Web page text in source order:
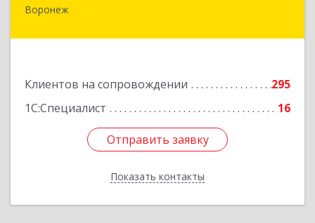
Воронеж
Клиентов на сопровождении
295
1С:Специалист
16
Отправить заявку
Показать контакты
Отправить заявку
Назад